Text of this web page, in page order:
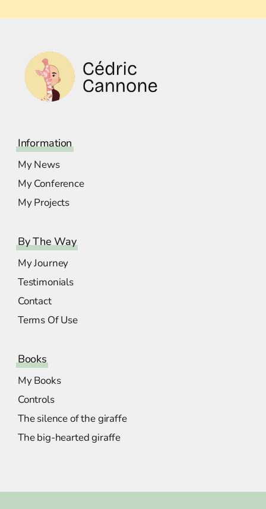
Information
My News
My Conference
My Projects
By The Way
My Journey
Testimonials
Contact
Terms Of Use
Books
My Books
Controls
The silence of the giraffe
The big-hearted giraffe